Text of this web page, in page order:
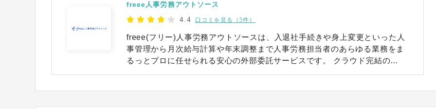
freee人事労務アウトソース
4.4
口コミを見る（5件）
freee(フリー)人事労務アウトソースは、入退社手続きや身上変更といった人
事管理から月次給与計算や年末調整まで人事労務担当者のあらゆる業務をま
るっとプロに任せられる安心の外部委託サービスです。 クラウド完結の